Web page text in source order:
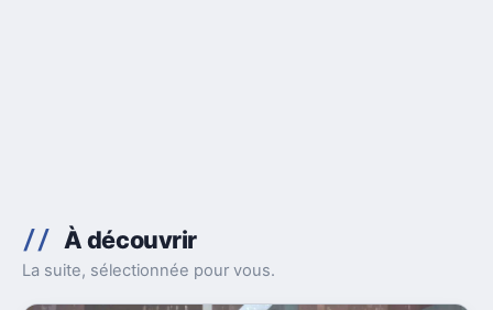
À découvrir
La suite, sélectionnée pour vous.